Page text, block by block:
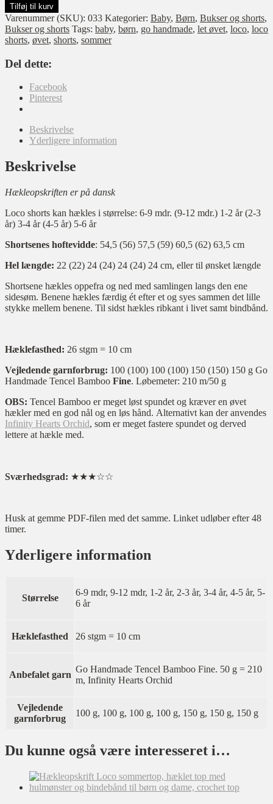
shorts
antal
Tilføj til kurv
Varenummer (SKU): 033 Kategorier: Baby, Børn, Bukser og shorts,
Bukser og shorts Tags: baby, børn, go handmade, let øvet, loco, loco
shorts, øvet, shorts, sommer
Del dette:
Facebook
Pinterest
Beskrivelse
Yderligere information
Beskrivelse
Hækleopskriften er på dansk
Loco shorts kan hækles i størrelse: 6-9 mdr. (9-12 mdr.) 1-2 år (2-3
år) 3-4 år (4-5 år) 5-6 år
Shortsenes hoftevidde: 54,5 (56) 57,5 (59) 60,5 (62) 63,5 cm
Hel længde: 22 (22) 24 (24) 24 (24) 24 cm, eller til ønsket længde
Shortsene hækles oppefra og ned med samlingen langs den ene
sidesøm. Benene hækles færdig ét efter et og syes sammen det lille
stykke mellem benene. Til sidst hækles ribkant i livet samt bindbånd.
Hæklefasthed: 26 stgm = 10 cm
Vejledende garnforbrug: 100 (100) 100 (100) 150 (150) 150 g Go
Handmade Tencel Bamboo Fine. Løbemeter: 210 m/50 g
OBS: Tencel Bamboo er meget løst spundet og kræver en øvet
hækler med en god nål og en løs hånd. Alternativt kan der anvendes
Infinity Hearts Orchid, som er meget fastere spundet og derved
lettere at hækle med.
Sværhedsgrad: ★★★☆☆
Husk at gemme PDF-filen med det samme. Linket udløber efter 48
timer.
Yderligere information
Størrelse
6-9 mdr, 9-12 mdr, 1-2 år, 2-3 år, 3-4 år, 4-5 år, 5-
6 år
Hæklefasthed 26 stgm = 10 cm
Anbefalet garn
Go Handmade Tencel Bamboo Fine. 50 g = 210
m, Infinity Hearts Orchid
Vejledende
garnforbrug
100 g, 100 g, 100 g, 100 g, 150 g, 150 g, 150 g
Du kunne også være interesseret i…